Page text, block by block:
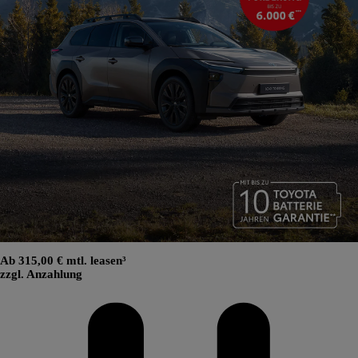
Ab 315,00 € mtl. leasen³
zzgl. Anzahlung